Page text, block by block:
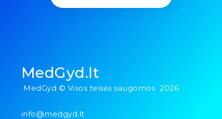
MedGyd.lt
MedGyd © Visos teisės saugomos 2026
info@medgyd.lt